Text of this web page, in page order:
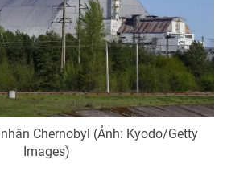
lai
Chernobyl (Ảnh: Kyodo/Getty
Images)